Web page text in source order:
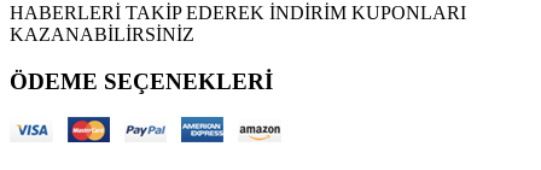
HABERLERİ TAKİP EDEREK İNDİRİM KUPONLARI
KAZANABİLİRSİNİZ
ÖDEME SEÇENEKLERİ